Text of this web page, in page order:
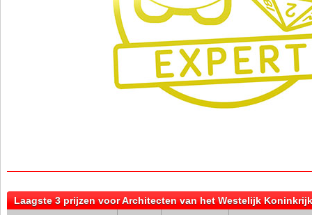
Laagste 3 prijzen voor Architecten van het Westelijk